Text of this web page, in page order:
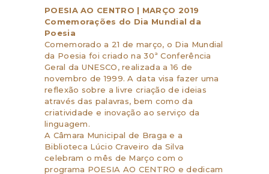
POESIA AO CENTRO | MARÇO 2019
Comemorações do Dia Mundial da
Poesia
Comemorado a 21 de março, o Dia Mundial
da Poesia foi criado na 30ª Conferência
Geral da UNESCO, realizada a 16 de
novembro de 1999. A data visa fazer uma
reflexão sobre a livre criação de ideias
através das palavras, bem como da
criatividade e inovação ao serviço da
linguagem.
A Câmara Municipal de Braga e a
Biblioteca Lúcio Craveiro da Silva
celebram o mês de Março com o
programa POESIA AO CENTRO e dedicam